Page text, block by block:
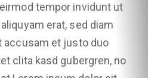
tempor invidunt ut
erat, sed diam
accusam et justo duo
clita kasd gubergren, no